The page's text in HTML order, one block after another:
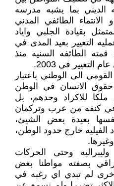
الديني بما يشبه مدرسه
الطائفي المدني
بقيادة الجلبي واياد
التغيير بعيد المدى في
الطائفه السنيه منذ
الى الوطني باعتبار
الانسان في الوطن
للاكراد وحدهم، بل
في كنفه من عرب وتركمان
بعيدة بعض الشيئ،
الفيليه خارج حدود الوطن،
وحتى الحركات
بصفته مواطنا بغض
لم تبدي اي رغبه في